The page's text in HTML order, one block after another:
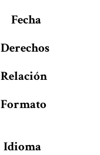
Fecha
Derechos
Relación
Formato
Idioma